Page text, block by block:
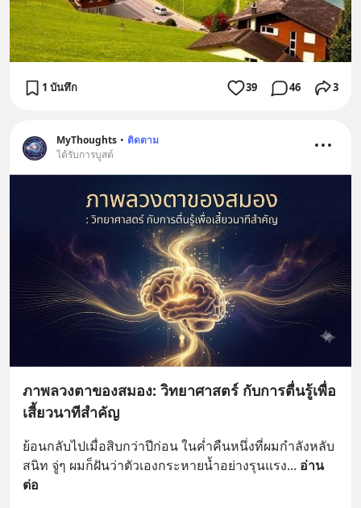
1 บันทึก 39 46 3
MyThoughts • ติดตาม
ได้รับการบูสต์
ภาพลวงตาของสมอง: วิทยาศาสตร์ กับการตื่นรู้เพื่อ
เสี้ยวนาทีสำคัญ
ย้อนกลับไปเมื่อสิบกว่าปีก่อน ในค่ำคืนหนึ่งที่ผมกำลังหลับ
สนิท จู่ๆ ผมก็ฝันว่าตัวเองกระหายน้ำอย่างรุนแรง... อ่าน
ต่อ